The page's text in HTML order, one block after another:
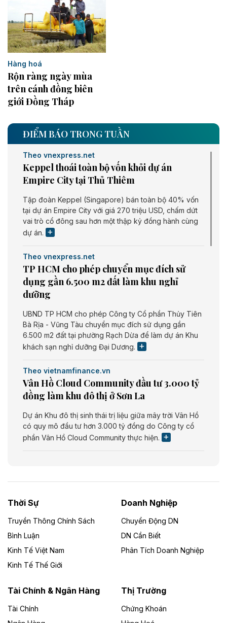
Hàng hoá
Rộn ràng ngày mùa
trên cánh đồng biên
giới Đồng Tháp
ĐIỂM BÁO TRONG TUẦN
Theo vnexpress.net
Keppel thoái toàn bộ vốn khỏi dự án
Empire City tại Thủ Thiêm
Tập đoàn Keppel (Singapore) bán toàn bộ 40% vốn
tại dự án Empire City với giá 270 triệu USD, chấm dứt
vai trò cổ đông sau hơn một thập kỷ đồng hành cùng
dự án.
Theo vnexpress.net
TP HCM cho phép chuyển mục đích sử
dụng gần 6.500 m2 đất làm khu nghỉ
dưỡng
UBND TP HCM cho phép Công ty Cổ phần Thủy Tiên
Bà Rịa - Vũng Tàu chuyển mục đích sử dụng gần
6.500 m2 đất tại phường Rạch Dừa để làm dự án Khu
khách sạn nghỉ dưỡng Đại Dương.
Theo vietnamfinance.vn
Vân Hồ Cloud Community đầu tư 3.000 tỷ
đồng làm khu đô thị ở Sơn La
Dự án Khu đô thị sinh thái trị liệu giữa mây trời Vân Hồ
có quy mô đầu tư hơn 3.000 tỷ đồng do Công ty cổ
phần Vân Hồ Cloud Community thực hiện.
Dự án Nhà máy xử lý rác và phát điện Bắc Giang do
Công ty TNHH Năng lượng môi trường Bắc Giang làm
Theo vietnamfinance.vn
Đức Long Gia Lai mở rộng ‘hệ sinh thái’
Lai
Bốn doanh nghiệp có sự góp vốn của Công ty Cổ
phần Tập đoàn Đức Long Gia Lai (HoSE: DLG) được
Thời Sự
Truyền Thông Chính Sách
Bình Luận
Kinh Tế Việt Nam
Kinh Tế Thế Giới
Doanh Nghiệp
Chuyển Động DN
DN Cần Biết
Phân Tích Doanh Nghiệp
Tài Chính & Ngân Hàng
Tài Chính
Thị Trường
Chứng Khoán